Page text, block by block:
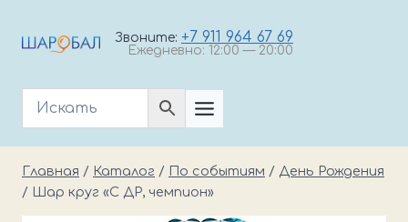
Звоните: +7 911 964 67 69
Ежедневно: 12:00 — 20:00
Главная / Каталог / По событиям / День Рождения
/
Шар круг «С ДР, чемпион»